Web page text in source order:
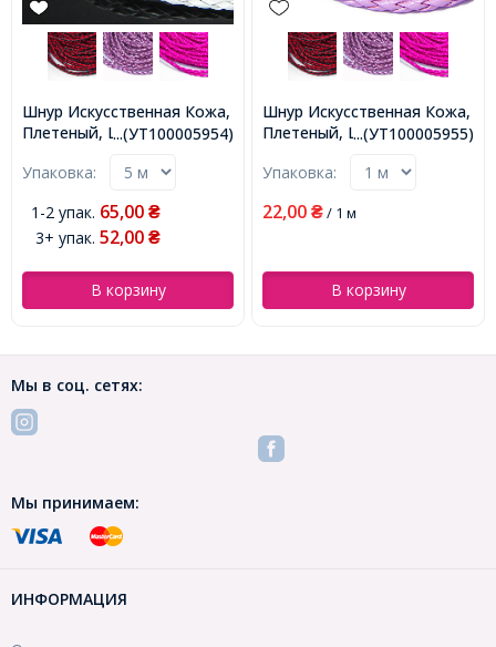
...(УТ100005954)
Шнур Искусственная Кожа,
Плетеный, Цвет: Белый,
(УТ100005954)
Упаковка:
1-2 упак. 65,00 ₴
3+ упак. 52,00 ₴
В корзину
...(УТ100005955)
Шнур Искусственная Кожа,
Плетеный, Цвет: Бледно-
3мм, (УТ100005955)
Упаковка:
22,00 ₴/ 1 м
В корзину
Мы в соц. сетях:
Мы принимаем:
ИНФОРМАЦИЯ